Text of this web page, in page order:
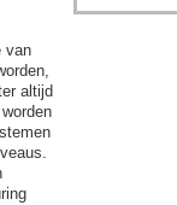
van
altijd